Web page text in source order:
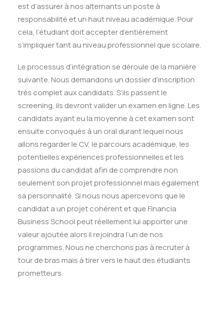
est d’assurer à nos alternants un poste à
responsabilité et un haut niveau académique. Pour
cela, l’étudiant doit accepter d’entièrement
s’impliquer tant au niveau professionnel que scolaire.
Le processus d’intégration se déroule de la manière
suivante. Nous demandons un dossier d’inscription
très complet aux candidats. S’ils passent le
screening, ils devront valider un examen en ligne. Les
candidats ayant eu la moyenne à cet examen sont
ensuite convoqués à un oral durant lequel nous
allons regarder le CV, le parcours académique, les
potentielles expériences professionnelles et les
passions du candidat afin de comprendre non
seulement son projet professionnel mais également
sa personnalité. Si nous nous apercevons que le
candidat a un projet cohérent et que Financia
Business School peut réellement lui apporter une
valeur ajoutée alors il rejoindra l’un de nos
programmes. Nous ne cherchons pas à recruter à
tour de bras mais à tirer vers le haut des étudiants
prometteurs.